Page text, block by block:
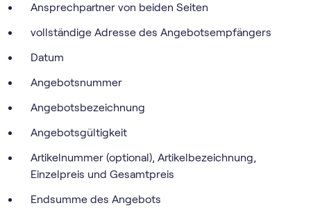
Ansprechpartner von beiden Seiten
vollständige Adresse des Angebotsempfängers
Datum
Angebotsnummer
Angebotsbezeichnung
Angebotsgültigkeit
Artikelnummer (optional), Artikelbezeichnung,
Einzelpreis und Gesamtpreis
Endsumme des Angebots